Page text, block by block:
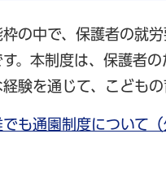
の中で、保護者の就
。本制度は、保護者
験を通じて、こども
も通園制度について